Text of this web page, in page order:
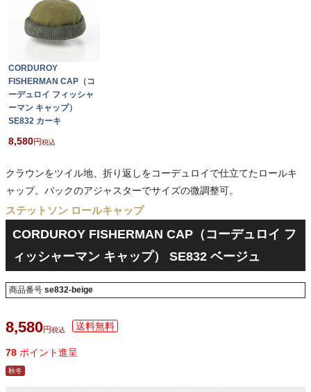
CORDUROY
FISHERMAN CAP（コ
ーデュロイ フィッシャ
ーマン キャップ）
SE832 カーキ
8,580 税込
クラウンをツイル地、折り返しをコーデュロイで仕立てたロールキ
ャップ。バックのアジャスターでサイズの微調整可。
ステットソン ロールキャップ
CORDUROY FISHERMAN CAP（コーデュロイ フ
ィッシャーマン キャップ） SE832 ベージュ
商品番号 se832-beige
8,580 税込
78 ポイント進呈
秋冬